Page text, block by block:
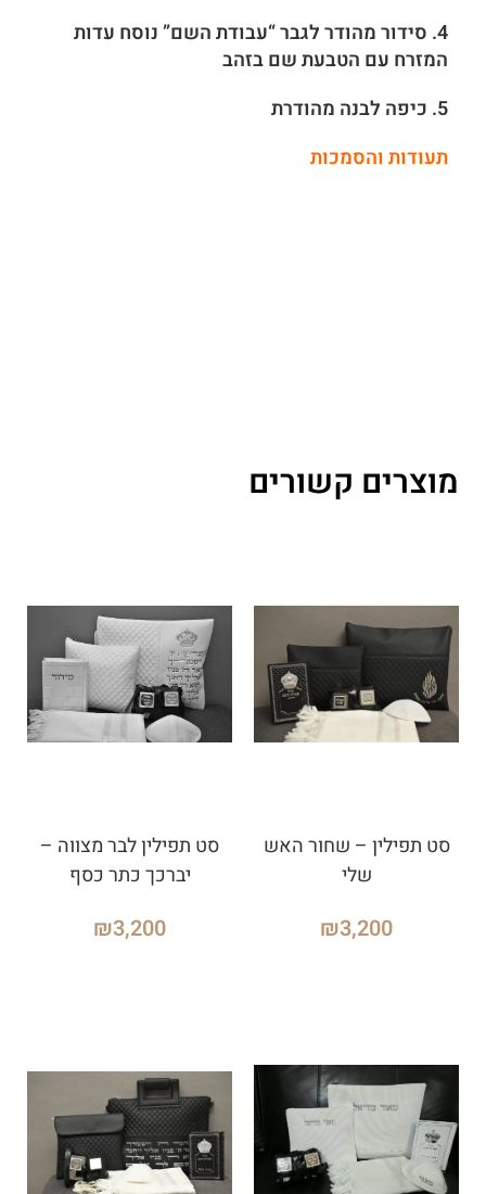
4. סידור מהודר לגבר “עבודת השם” נוסח עדות
המזרח עם הטבעת שם בזהב
5. כיפה לבנה מהודרת
תעודות והסמכות
מוצרים קשורים
סט תפילין – שחור האש
שלי
₪3,200
סט תפילין לבר מצווה –
יברכך כתר כסף
₪3,200